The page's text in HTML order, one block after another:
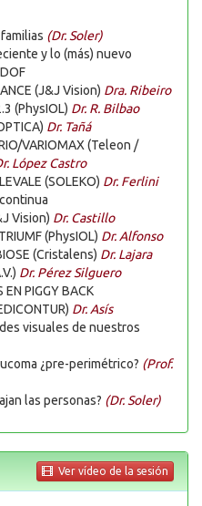
(Dr. Soler)
y lo (más) nuevo
(J&J Vision) Dra. Ribeiro
(PhysIOL) Dr. R. Bilbao
Dr. Tañá
VARIOMAX (Teleon /
López Castro
(SOLEKO) Dr. Ferlini
Vision) Dr. Castillo
(PhysIOL) Dr. Alfonso
(Cristalens) Dr. Lajara
Dr. Pérez Silguero
EN PIGGY BACK
Dr. Asís
visuales de nuestros
¿pre-perimétrico? (Prof.
las personas? (Dr. Soler)
Ver vídeo de la sesión